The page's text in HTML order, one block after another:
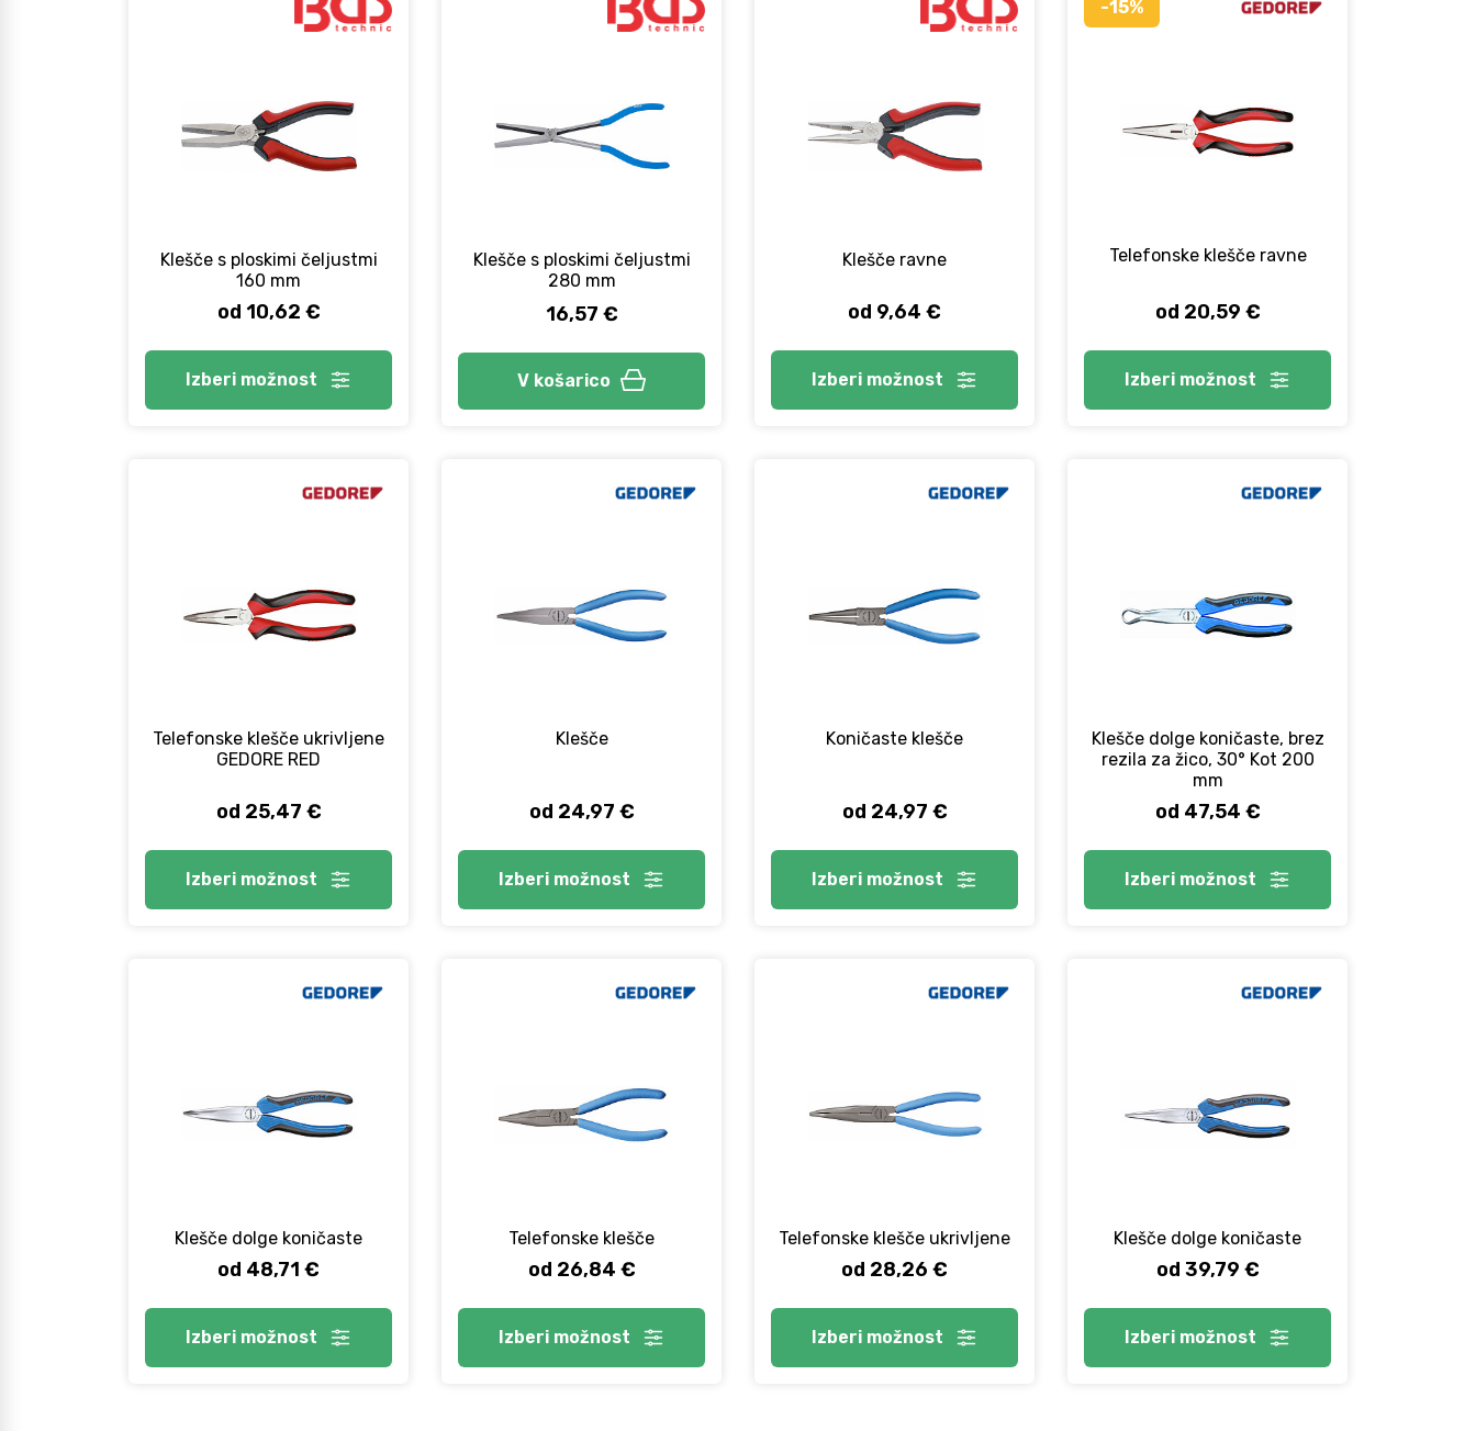
Klešče s ploskimi čeljustmi
160 mm
od 10,62 €
Izberi možnost
Klešče s ploskimi čeljustmi
280 mm
16,57 €
V košarico
Klešče ravne
od 9,64 €
Izberi možnost
-15%
Telefonske klešče ravne
od 20,59 €
Izberi možnost
Telefonske klešče ukrivljene
GEDORE RED
od 25,47 €
Izberi možnost
Klešče
od 24,97 €
Izberi možnost
Koničaste klešče
od 24,97 €
Izberi možnost
Klešče dolge koničaste, brez
rezila za žico, 30° Kot 200
mm
od 47,54 €
Izberi možnost
Klešče dolge koničaste
od 48,71 €
Izberi možnost
Telefonske klešče
od 26,84 €
Izberi možnost
Telefonske klešče ukrivljene
od 28,26 €
Izberi možnost
Klešče dolge koničaste
od 39,79 €
Izberi možnost